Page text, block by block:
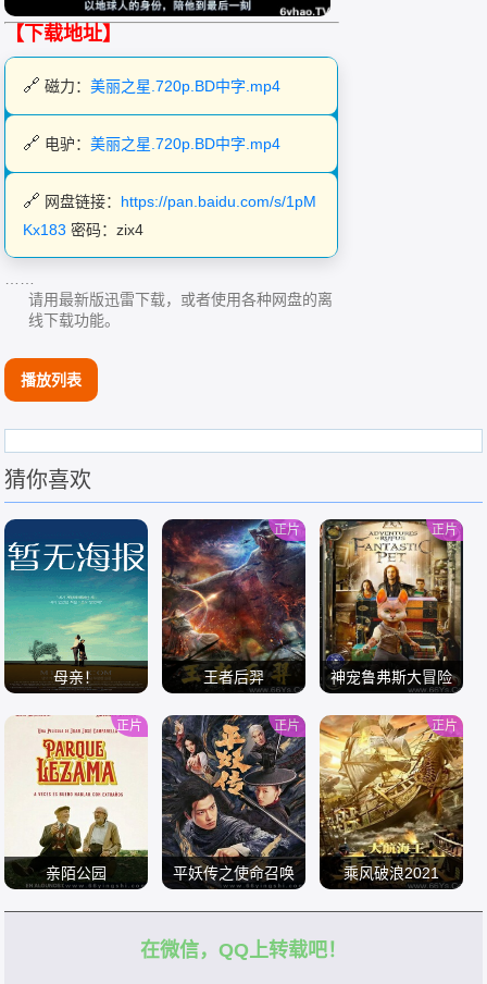
【下载地址】
磁力：美丽之星.720p.BD中字.mp4
电驴：美丽之星.720p.BD中字.mp4
网盘链接： https://pan.baidu.com/s/1pM
Kx183 密码：zix4
请用最新版迅雷下载，或者使用各种网盘的离
线下载功能。
播放列表
猜你喜欢
母亲！ 王者后羿
/
正片
神宠鲁弗斯大冒险
/
正片
亲陌公园
正片
平妖传之使命召唤
正片
乘风破浪2021
正片
在微信，QQ上转载吧！